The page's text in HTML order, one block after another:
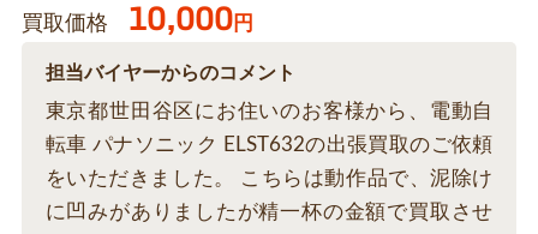
買取価格 10,000円
担当バイヤーからのコメント
東京都世田谷区にお住いのお客様から、電動自
転車 パナソニック ELST632の出張買取のご依頼
をいただきました。 こちらは動作品で、泥除け
に凹みがありましたが精一杯の金額で買取させ